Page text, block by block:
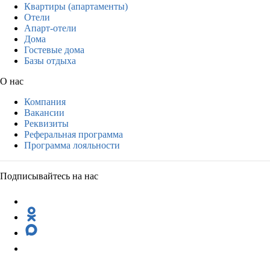
Квартиры (апартаменты)
Отели
Апарт-отели
Дома
Гостевые дома
Базы отдыха
О нас
Компания
Вакансии
Реквизиты
Реферальная программа
Программа лояльности
Подписывайтесь на нас